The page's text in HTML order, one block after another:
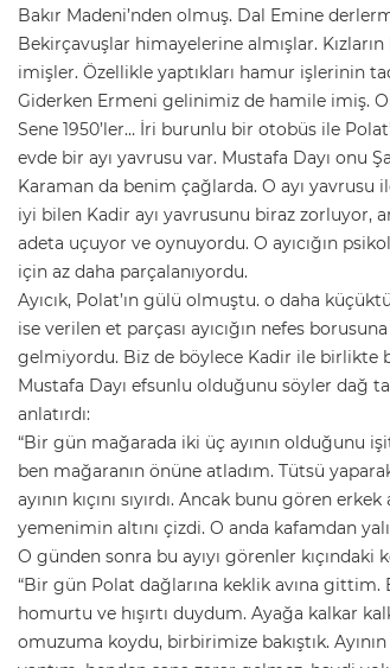
Bakır Madeni’nden olmuş. Dal Emine
Bekirçavuşlar himayelerine almışlar.
imişler. Özellikle yaptıkları hamur işlerinin
Giderken Ermeni gelinimiz de hamile imiş.
Sene 1950’ler… İri burunlu bir otobüs ile
evde bir ayı yavrusu var. Mustafa Dayı onu
Karaman da benim çağlarda. O ayı yavrusu
iyi bilen Kadir ayı yavrusunu biraz zorluyor,
adeta uçuyor ve oynuyordu. O ayıcığın
için az daha parçalanıyordu.
Ayıcık, Polat’ın gülü olmuştu. o daha
ise verilen et parçası ayıcığın nefes
gelmiyordu. Biz de böylece Kadir ile birlikte
Mustafa Dayı efsunlu olduğunu söyler dağ
anlatırdı:
“Bir gün mağarada iki üç ayının olduğunu
ben mağaranın önüne atladım. Tütsü
ayının kıçını sıyırdı. Ancak bunu gören
yemenimin altını çizdi. O anda kafamdan
O günden sonra bu ayıyı görenler kıçındaki
“Bir gün Polat dağlarına keklik avına
homurtu ve hışırtı duydum. Ayağa kalkar
omuzuma koydu, birbirimize bakıştık.